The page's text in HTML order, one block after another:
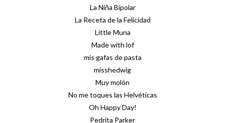
La Niña Bipolar
La Receta de la Felicidad
Little Muna
Made with lof
mis gafas de pasta
misshedwig
Muy molón
No me toques las Helvéticas
Oh Happy Day!
Pedrita Parker